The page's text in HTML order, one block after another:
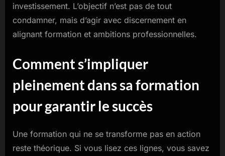
investissement. L’objectif n’est pas de tout
condamner, mais d’agir avec discernement en
alignant formation et ambitions professionnelles.
Comment s’impliquer
pleinement dans sa formation
pour garantir le succès
Une formation qui ne se transforme pas en action
reste théorique. Si vous lisez ces lignes, vous savez